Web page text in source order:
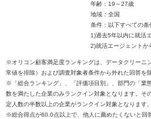
年齢：19～27歳
地域：全国
条件：以下すべての条
1)過去5年以内に就活
2)就活エージェントか
※オリコン顧客満足度ランキングは、データクリーニ
常値を排除）および調査対象者条件から外れた回答を
※「総合ランキング」、「評価項目別」、部門の「業
数を満たした企業のみランクイン対象となります。そ
定人数の半数以上の企業がランクイン対象となります。
※総合得点が60.0点以上で、他人に薦めたくないと回